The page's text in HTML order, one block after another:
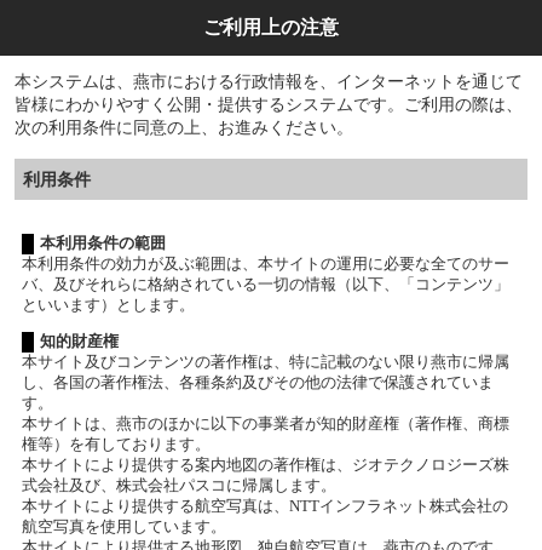
ご利用上の注意
本システムは、燕市における行政情報を、インターネットを通じて
皆様にわかりやすく公開・提供するシステムです。ご利用の際は、
次の利用条件に同意の上、お進みください。
利用条件
本利用条件の範囲
本利用条件の効力が及ぶ範囲は、本サイトの運用に必要な全てのサー
バ、及びそれらに格納されている一切の情報（以下、「コンテンツ」
といいます）とします。
知的財産権
本サイト及びコンテンツの著作権は、特に記載のない限り燕市に帰属
し、各国の著作権法、各種条約及びその他の法律で保護されていま
す。
本サイトは、燕市のほかに以下の事業者が知的財産権（著作権、商標
権等）を有しております。
本サイトにより提供する案内地図の著作権は、ジオテクノロジーズ株
式会社及び、株式会社パスコに帰属します。
本サイトにより提供する航空写真は、NTTインフラネット株式会社の
航空写真を使用しています。